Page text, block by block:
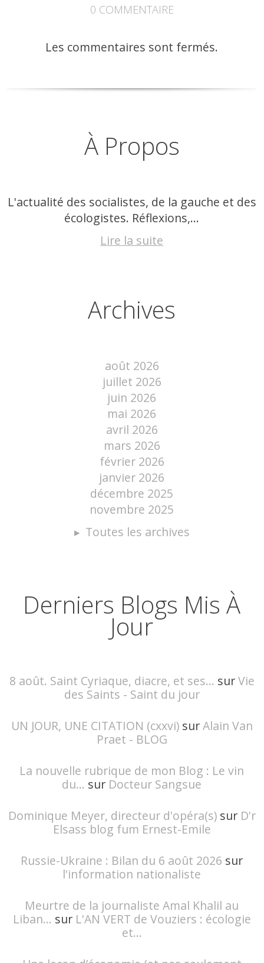
0 COMMENTAIRE
Les commentaires sont fermés.
À Propos
L'actualité des socialistes, de la gauche et des
écologistes. Réflexions,...
Lire la suite
Archives
août 2026
juillet 2026
juin 2026
mai 2026
avril 2026
mars 2026
février 2026
janvier 2026
décembre 2025
novembre 2025
Toutes les archives
Derniers Blogs Mis À
Jour
8 août. Saint Cyriaque, diacre, et ses... surVie
des Saints - Saint du jour
UN JOUR, UNE CITATION (cxxvi)surAlain Van
Praet - BLOG
La nouvelle rubrique de mon Blog : Le vin
du... sur Docteur Sangsue
Dominique Meyer, directeur d'opéra(s)sur D'r
Elsass blog fum Ernest-Emile
Russie-Ukraine : Bilan du 6 août 2026 sur
l'information nationaliste
Meurtre de la journaliste Amal Khalil au
Liban... sur L'AN VERT de Vouziers : écologie
et...